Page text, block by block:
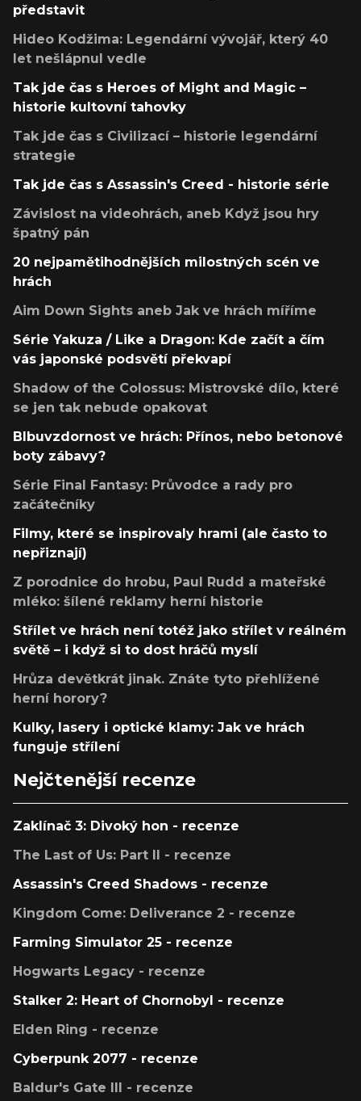
představit
Hideo Kodžima: Legendární vývojář, který 40
let nešlápnul vedle
Tak jde čas s Heroes of Might and Magic –
historie kultovní tahovky
Tak jde čas s Civilizací – historie legendární
strategie
Tak jde čas s Assassin's Creed - historie série
Závislost na videohrách, aneb Když jsou hry
špatný pán
20 nejpamětihodnějších milostných scén ve
hrách
Aim Down Sights aneb Jak ve hrách míříme
Série Yakuza / Like a Dragon: Kde začít a čím
vás japonské podsvětí překvapí
Shadow of the Colossus: Mistrovské dílo, které
se jen tak nebude opakovat
Blbuvzdornost ve hrách: Přínos, nebo betonové
boty zábavy?
Série Final Fantasy: Průvodce a rady pro
začátečníky
Filmy, které se inspirovaly hrami (ale často to
nepřiznají)
Z porodnice do hrobu, Paul Rudd a mateřské
mléko: šílené reklamy herní historie
Střílet ve hrách není totéž jako střílet v reálném
světě – i když si to dost hráčů myslí
Hrůza devětkrát jinak. Znáte tyto přehlížené
herní horory?
Kulky, lasery i optické klamy: Jak ve hrách
funguje střílení
Nejčtenější recenze
Zaklínač 3: Divoký hon - recenze
The Last of Us: Part II - recenze
Assassin's Creed Shadows - recenze
Kingdom Come: Deliverance 2 - recenze
Farming Simulator 25 - recenze
Hogwarts Legacy - recenze
Stalker 2: Heart of Chornobyl - recenze
Elden Ring - recenze
Cyberpunk 2077 - recenze
Baldur's Gate III - recenze